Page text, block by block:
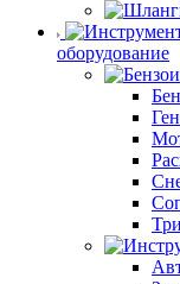
оборудование